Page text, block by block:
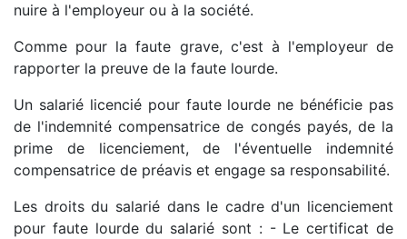
nuire à l'employeur ou à la société.
Comme pour la faute grave, c'est à l'employeur de
rapporter la preuve de la faute lourde.
Un salarié licencié pour faute lourde ne bénéficie pas
de l'indemnité compensatrice de congés payés, de la
prime de licenciement, de l'éventuelle indemnité
compensatrice de préavis et engage sa responsabilité.
Les droits du salarié dans le cadre d'un licenciement
pour faute lourde du salarié sont : - Le certificat de